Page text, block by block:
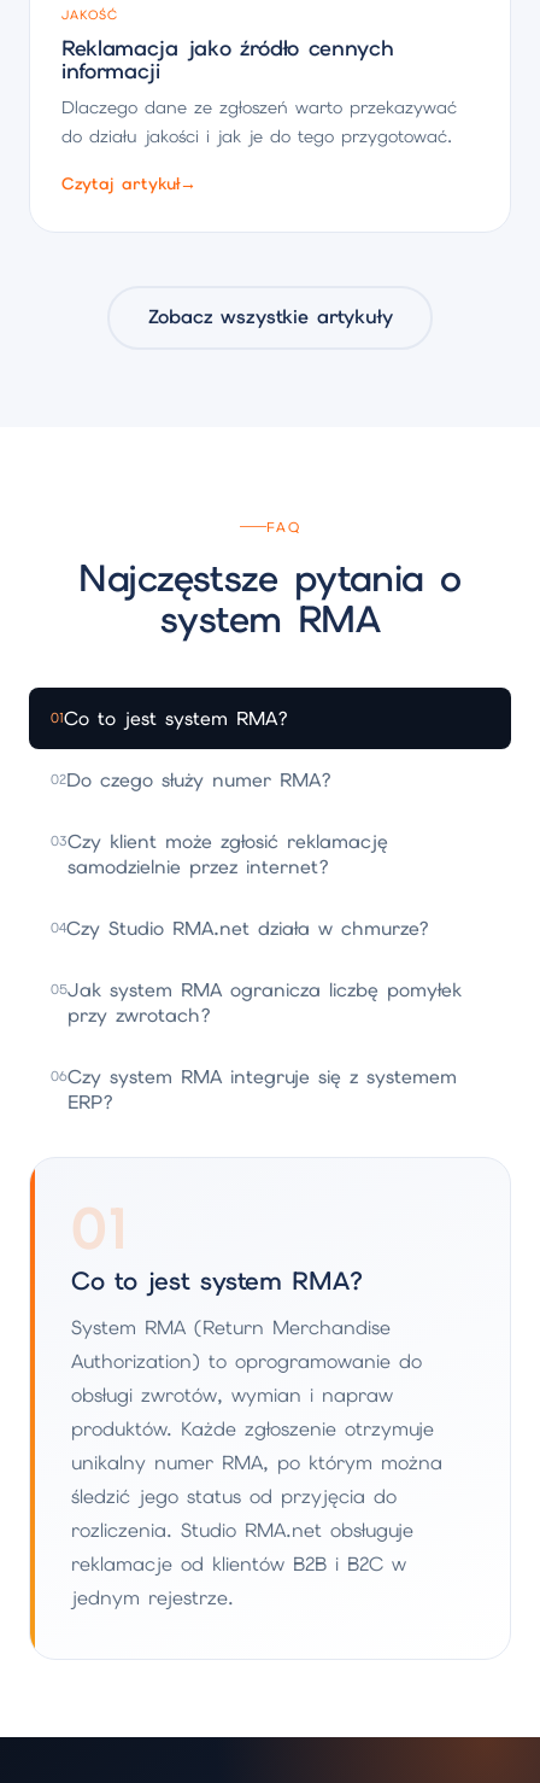
JAKOŚĆ
Reklamacja jako źródło cennych
informacji
Dlaczego dane ze zgłoszeń warto przekazywać
do działu jakości i jak je do tego przygotować.
Czytaj artykuł→
Zobacz wszystkie artykuły
FAQ
Najczęstsze pytania o
system RMA
01Co to jest system RMA?
02Do czego służy numer RMA?
03Czy klient może zgłosić reklamację
samodzielnie przez internet?
04Czy Studio RMA.net działa w chmurze?
05Jak system RMA ogranicza liczbę pomyłek
przy zwrotach?
06Czy system RMA integruje się z systemem
ERP?
01
Co to jest system RMA?
System RMA (Return Merchandise
Authorization) to oprogramowanie do
obsługi zwrotów, wymian i napraw
produktów. Każde zgłoszenie otrzymuje
unikalny numer RMA, po którym można
śledzić jego status od przyjęcia do
rozliczenia. Studio RMA.net obsługuje
reklamacje od klientów B2B i B2C w
jednym rejestrze.